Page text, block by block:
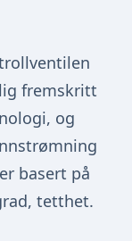
fremskritt
og
basert på
tetthet.